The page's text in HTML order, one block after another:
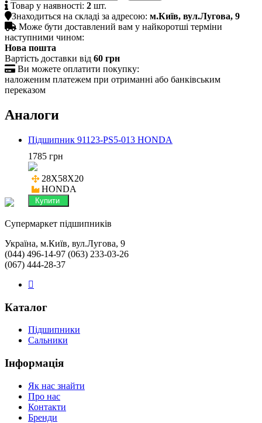
 Товар у наявності: 2 шт.
Знаходиться на складі за адресою: м.Київ, вул.Лугова, 9
 Може бути доставлений вам у найкоротші терміни
наступними чином:
Нова пошта
Вартість доставки від 60 грн
 Ви можете оплатити покупку:
наложеним платежем при отриманні або банківським
переказом
Аналоги
Підшипник 91123-PS5-013 HONDA
1785 грн
28X58X20
HONDA
Купити
Cупермаркет підшипників
Україна, м.Київ, вул.Лугова, 9
(044) 496-14-97 (063) 233-03-26
(067) 444-28-37
Каталог
Підшипники
Сальники
Інформація
Як нас знайти
Про нас
Контакти
Бренди